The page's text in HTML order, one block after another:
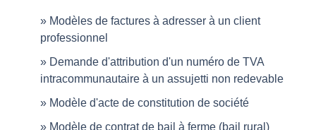
Modèles de factures à adresser à un client
professionnel
Demande d'attribution d'un numéro de TVA
intracommunautaire à un assujetti non redevable
Modèle d'acte de constitution de société
Modèle de contrat de bail à ferme (bail rural)